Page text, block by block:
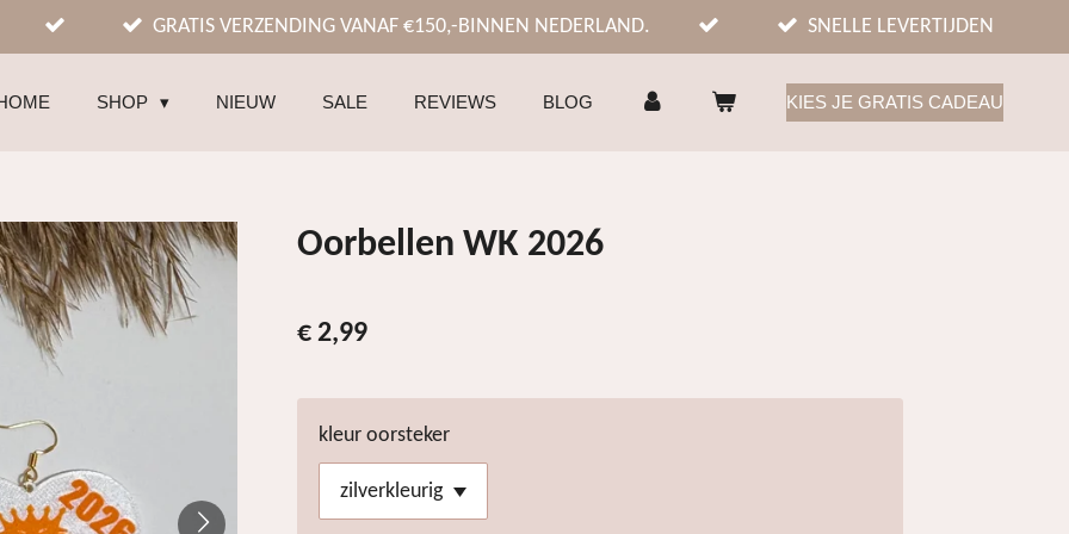
GRATIS VERZENDING VANAF €150,-BINNEN NEDERLAND. SNELLE LEVERTIJDEN
SHOP NIEUW SALE REVIEWS BLOG KIES JE GRATIS CADEAU
Oorbellen WK 2026
€ 2,99
kleur oorsteker